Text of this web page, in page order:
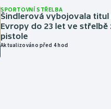
SPORTOVNÍ STŘELBA
Šindlerová vybojovala titul
Evropy do 23 let ve
pistole
Aktualizováno před 4 hod